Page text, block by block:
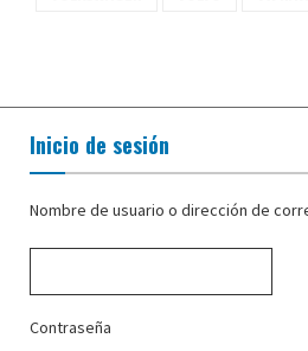
Inicio de sesión
Nombre de usuario o dirección de
Contraseña